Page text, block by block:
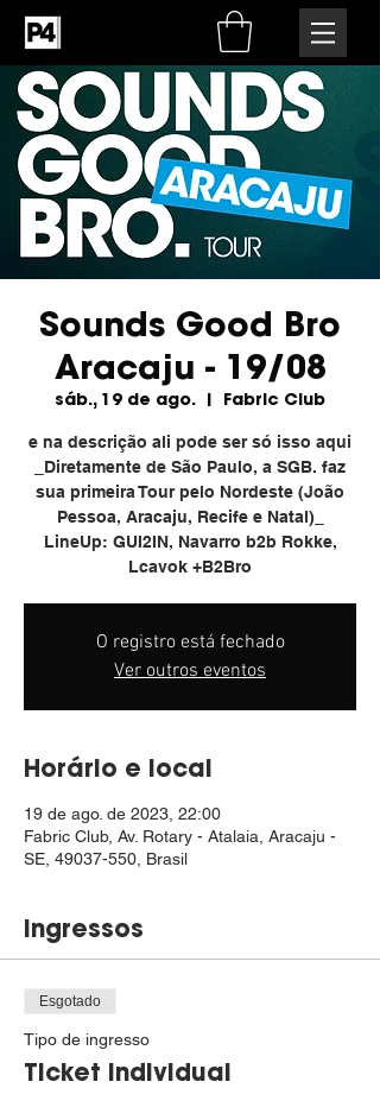
Sounds Good Bro
Aracaju - 19/08
sáb., 19 de ago.
  |
Fabric Club
e na descrição ali pode ser só isso aqui
_Diretamente de São Paulo, a SGB. faz
sua primeira Tour pelo Nordeste (João
Pessoa, Aracaju, Recife e Natal)_
LineUp: GUI2IN, Navarro b2b Rokke,
Lcavok +B2Bro
O registro está fechado
Ver outros eventos
Horário e local
19 de ago. de 2023, 22:00
Fabric Club, Av. Rotary - Atalaia, Aracaju -
SE, 49037-550, Brasil
Ingressos
Esgotado
Tipo de ingresso
Ticket individual